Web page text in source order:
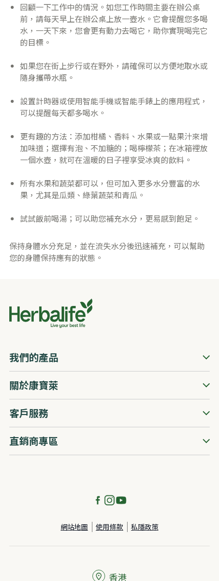
​回顧一下工作中的情況。如您工作時間主要在辦公桌
前，請每天早上在辦公桌上放一壺水。它會提醒您多喝
水，一天下來，您會更有動力去喝它，助你實現喝完它
的目標。
如果您在街上步行或在野外，請確保可以方便地取水或
隨身攜帶水瓶。
設置計時器或使用智能手機或智能手錶上的應用程式，
可以提醒每天都多喝水。
​更有趣的方法：添加柑橘、香料、水果或一點果汁來增
加味道；選擇有泡、不加糖的；喝檸檬茶；在冰箱裡放
一個水壺，就可在溫暖的日子裡享受冰爽的飲料。
​所有水果和蔬菜都可以，但可加入更多水分豐富的水
果，尤其是瓜類、綠葉蔬菜和青瓜。
試試飯前喝湯；可以助您補充水分，更易感到飽足。
保持身體水分充足，並在流失水分後迅速補充，可以幫助
您的身體保持應有的狀態。
我們的產品
關於康寶萊
客戶服務
直銷商專區
網站地圖 使用條款 私隱政策
香港